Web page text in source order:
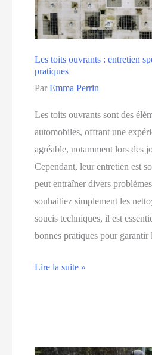
Les toits ouvrants : entretien
pratiques
ParEmma Perrin
Les toits ouvrants sont des
automobiles, offrant une
agréable, notamment lors des
Cependant, leur entretien est
peut entraîner divers
souhaitiez simplement les
soucis techniques, il est
bonnes pratiques pour garantir
Les
Lire la suite »